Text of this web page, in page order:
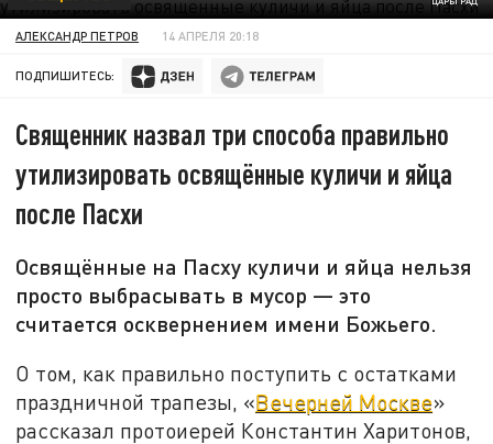
АЛЕКСАНДР ПЕТРОВ 14 АПРЕЛЯ 20:18
ПОДПИШИТЕСЬ:
Священник назвал три способа правильно
утилизировать освящённые куличи и яйца
после Пасхи
Освящённые на Пасху куличи и яйца нельзя
просто выбрасывать в мусор — это
считается осквернением имени Божьего.
О том, как правильно поступить с остатками
праздничной трапезы, «Вечерней Москве»
рассказал протоиерей Константин Харитонов,